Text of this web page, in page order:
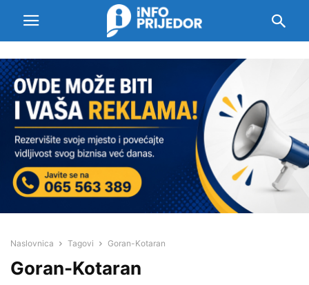
Naslovnica Tagovi Goran-Kotaran
Goran-Kotaran